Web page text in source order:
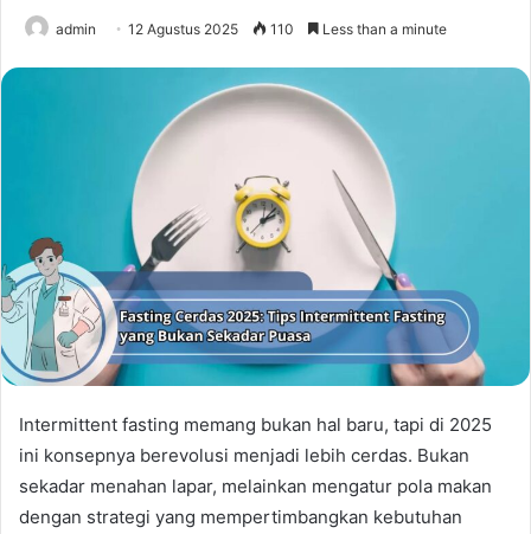
admin 12 Agustus 2025 110 Less than a minute
Intermittent fasting memang bukan hal baru, tapi di 2025
ini konsepnya berevolusi menjadi lebih cerdas. Bukan
sekadar menahan lapar, melainkan mengatur pola makan
dengan strategi yang mempertimbangkan kebutuhan